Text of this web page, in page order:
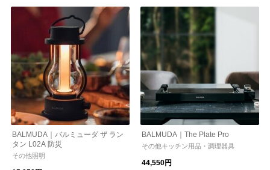
BALMUDA｜バルミューダ ザ ラン
タン L02A 防災
その他照明
BALMUDA｜The Plate Pro
その他キッチン用品・調理器具
44,550円